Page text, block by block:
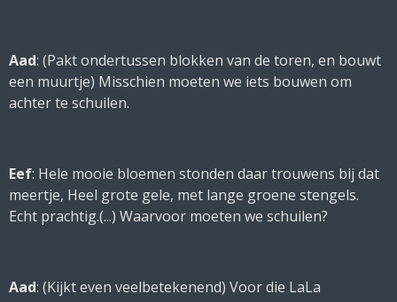
Aad: (Pakt ondertussen blokken van de toren, en bouwt
een muurtje) Misschien moeten we iets bouwen om
achter te schuilen.
Eef: Hele mooie bloemen stonden daar trouwens bij dat
meertje, Heel grote gele, met lange groene stengels.
Echt prachtig.(...) Waarvoor moeten we schuilen?
Aad: (Kijkt even veelbetekenend) Voor die LaLa